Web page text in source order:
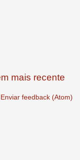
mais recente
Enviar feedback (Atom)